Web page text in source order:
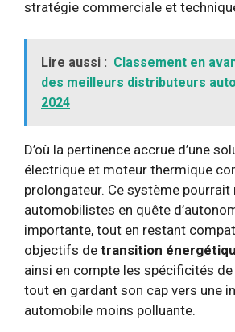
stratégie commerciale et
Lire aussi : Classement en
des meilleurs distributeurs
2024
D’où la pertinence accrue d’une
électrique et moteur thermique
prolongateur. Ce système pourrait
automobilistes en quête
importante, tout en restant
objectifs de transition
ainsi en compte les spécificités
tout en gardant son cap vers une
automobile moins polluante.